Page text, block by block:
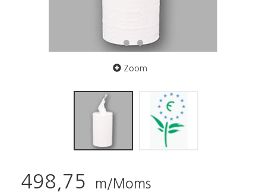
Zoom
498,75 m/Moms